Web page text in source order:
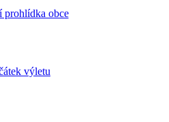
prohlídka obce